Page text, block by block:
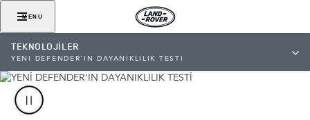
MENU
TEKNOLOJİLER
YENİ DEFENDER’IN DAYANIKLILIK TESTİ